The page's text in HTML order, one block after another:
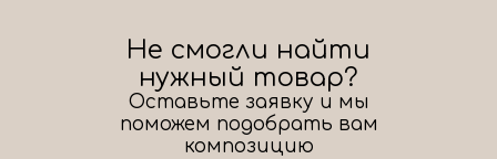
Не смогли найти
нужный товар?
Оставьте заявку и мы
поможем подобрать вам
композицию